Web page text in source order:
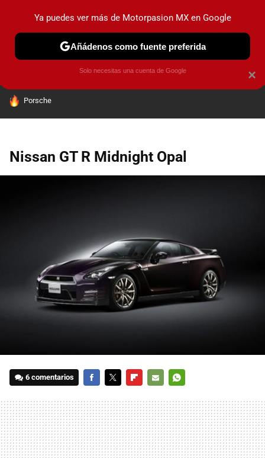
PRUEBAS INDUSTRIA HOY NO CIRCULA
HOY SE HABLA DE
Porsche
Nissan GT R Midnight Opal
6 comentarios
MAIL
×
Ya puedes ver más de Motorpasion MX en Google
Añádenos como fuente preferida
Solo necesitas una cuenta de Google